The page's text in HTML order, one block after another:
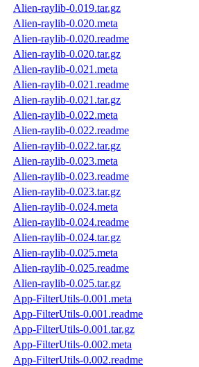
Alien-raylib-0.019.tar.gz
Alien-raylib-0.020.meta
Alien-raylib-0.020.readme
Alien-raylib-0.020.tar.gz
Alien-raylib-0.021.meta
Alien-raylib-0.021.readme
Alien-raylib-0.021.tar.gz
Alien-raylib-0.022.meta
Alien-raylib-0.022.readme
Alien-raylib-0.022.tar.gz
Alien-raylib-0.023.meta
Alien-raylib-0.023.readme
Alien-raylib-0.023.tar.gz
Alien-raylib-0.024.meta
Alien-raylib-0.024.readme
Alien-raylib-0.024.tar.gz
Alien-raylib-0.025.meta
Alien-raylib-0.025.readme
Alien-raylib-0.025.tar.gz
App-FilterUtils-0.001.meta
App-FilterUtils-0.001.readme
App-FilterUtils-0.001.tar.gz
App-FilterUtils-0.002.meta
App-FilterUtils-0.002.readme